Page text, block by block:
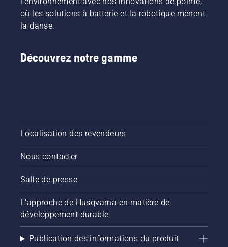
où les solutions à batterie et la robotique mènent
la danse.
Découvrez notre gamme
Localisation des revendeurs
Nous contacter
Salle de presse
L'approche de Husqvarna en matière de
développement durable
Publication des informations du produit